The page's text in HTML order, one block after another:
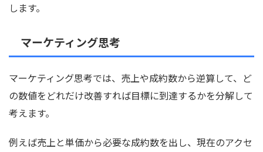
します。
マーケティング思考
マーケティング思考では、売上や成約数から逆算して、ど
の数値をどれだけ改善すれば目標に到達するかを分解して
考えます。
例えば売上と単価から必要な成約数を出し、現在のアクセ